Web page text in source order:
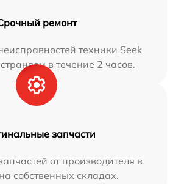
ремонт
техники Seek
в течение 2 часов.
запчасти
от производителя в
собственных складах.